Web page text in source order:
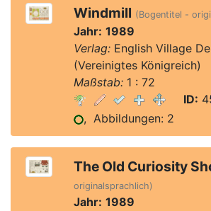
Windmill (Bogentitel -
Jahr: 1989
Verlag:English Village
(Vereinigtes Königreich)
Maßstab:1 : 72
ID:
, Abbildungen: 2
The Old Curiosity
originalsprachlich)
Jahr: 1989